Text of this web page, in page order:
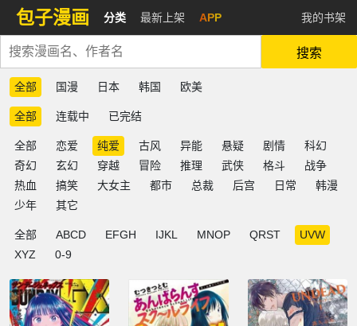
包子漫画 分类 最新上架 APP 我的书架
搜索
全部 国漫 日本 韩国 欧美
全部 连载中 已完结
全部 恋爱 纯爱 古风 异能 悬疑 剧情
科幻
奇幻
玄幻 穿越 冒险 推理 武侠 格斗
战争
热血
搞笑 大女主 都市 总裁 后宫 日常
韩漫
少年
其它
全部 ABCD EFGH IJKL MNOP QRST
UVW
XYZ
0-9